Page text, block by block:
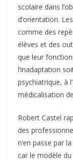
scolaire dans
d’orientation.
comme des
élèves et des
que leur
l’inadaptation
psychiatrique, à
médicalisation
Robert Castel
des
n’en passe par
car le modèle du